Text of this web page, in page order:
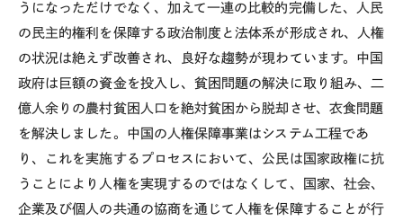
うになっただけでなく、加えて一連の比較的完備した、人民
の民主的権利を保障する政治制度と法体系が形成され、人権
の状況は絶えず改善され、良好な趨勢が現わています。中国
政府は巨額の資金を投入し、貧困問題の解決に取り組み、二
億人余りの農村貧困人口を絶対貧困から脱却させ、衣食問題
を解決しました。中国の人権保障事業はシステム工程であ
り、これを実施するプロセスにおいて、公民は国家政権に抗
うことにより人権を実現するのではなくして、国家、社会、
企業及び個人の共通の協商を通じて人権を保障することが行